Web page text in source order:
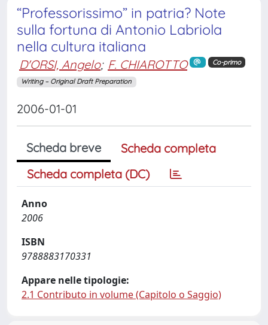
“Professorissimo” in patria? Note
sulla fortuna di Antonio Labriola
nella cultura italiana
D'ORSI, Angelo; F. CHIAROTTO Co-primo
Writing – Original Draft Preparation
2006-01-01
Scheda breve
Scheda completa
Scheda completa (DC)
Anno
2006
ISBN
9788883170331
Appare nelle tipologie:
2.1 Contributo in volume (Capitolo o Saggio)